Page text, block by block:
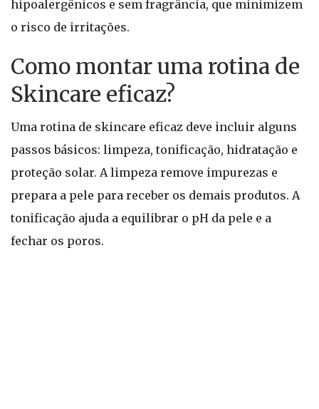
hipoalergênicos e sem fragrância, que minimizem
o risco de irritações.
Como montar uma rotina de
Skincare eficaz?
Uma rotina de skincare eficaz deve incluir alguns
passos básicos: limpeza, tonificação, hidratação e
proteção solar. A limpeza remove impurezas e
prepara a pele para receber os demais produtos. A
tonificação ajuda a equilibrar o pH da pele e a
fechar os poros.